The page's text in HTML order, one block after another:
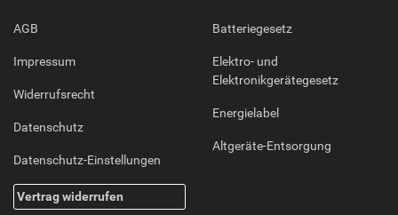
AGB
Impressum
Widerrufsrecht
Datenschutz
Datenschutz-Einstellungen
Vertrag widerrufen
Batteriegesetz
Elektro- und
Elektronikgerätegesetz
Energielabel
Altgeräte-Entsorgung